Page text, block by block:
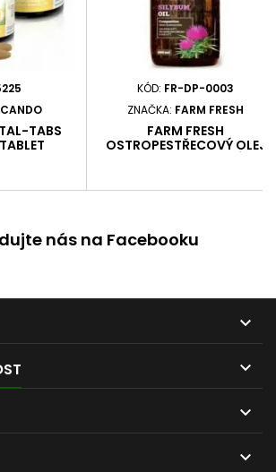
TABS
KÓD: FR-DP-0003
ZNAČKA: FARM FRESH
FARM FRESH
OSTROPESTŘECOVÝ OLEJ
nás na Facebooku



